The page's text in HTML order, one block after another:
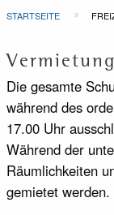
Pfadnavigation
STARTSEITE
Die gesamte
während des
17.00 Uhr
Während der
Räumlichkeiten
gemietet werden.